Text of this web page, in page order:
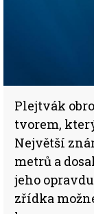
Plejtvák
tvorem,
Největší
metrů a
jeho
zřídka